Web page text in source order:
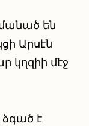
են
Արսէն
կղզիի մէջ
է